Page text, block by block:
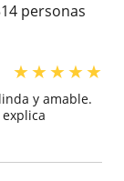
personas
★★★★★
y amable.